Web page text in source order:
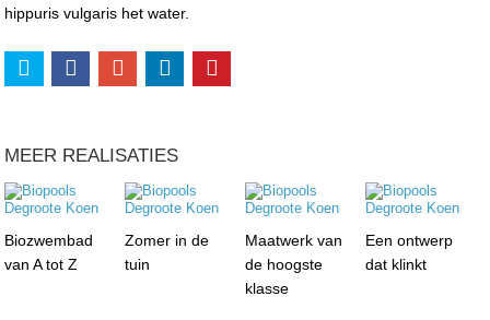
hippuris vulgaris het water.
MEER REALISATIES
Biozwembad
van A tot Z
Zomer in de
tuin
Maatwerk van
de hoogste
klasse
Een ontwerp
dat klinkt